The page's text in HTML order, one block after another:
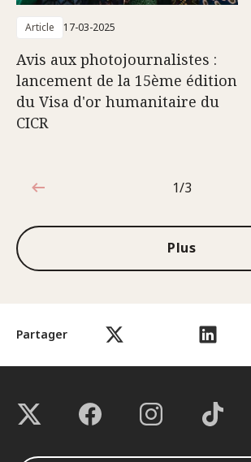
Partager
Article 17-03-2025
Avis aux photojournalistes :
lancement de la 15ème édition
du Visa d'or humanitaire du
CICR
1sur3
1/3
Plus